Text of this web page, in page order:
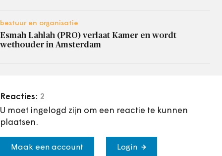
bestuur en organisatie
Esmah Lahlah (PRO) verlaat Kamer en wordt
wethouder in Amsterdam
Reacties: 2
U moet ingelogd zijn om een reactie te kunnen
plaatsen.
Maak een account Login